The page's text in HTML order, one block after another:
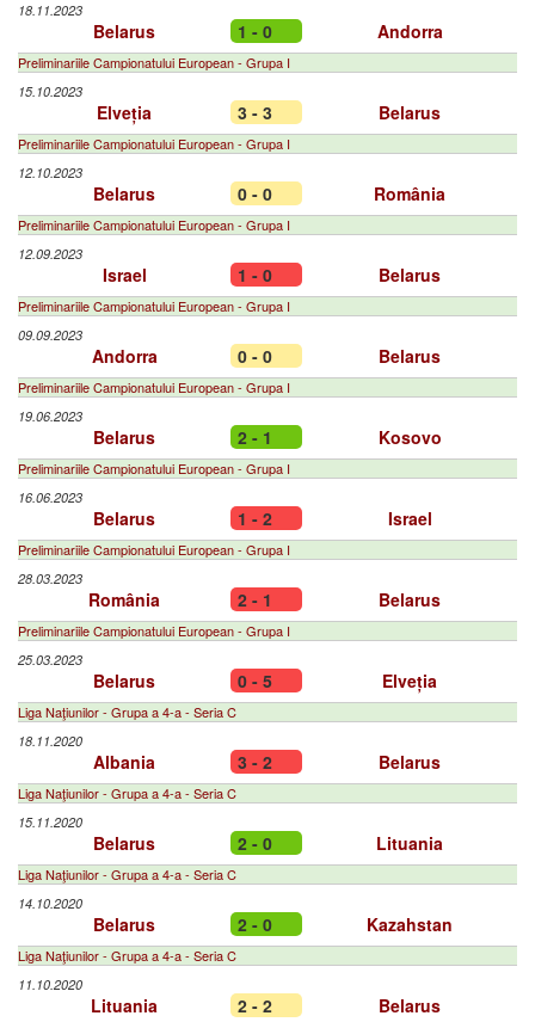
18.11.2023
Belarus 1 - 0 Andorra
Preliminariile Campionatului European - Grupa I
15.10.2023
Elveția 3 - 3 Belarus
Preliminariile Campionatului European - Grupa I
12.10.2023
Belarus 0 - 0 România
Preliminariile Campionatului European - Grupa I
12.09.2023
Israel 1 - 0 Belarus
Preliminariile Campionatului European - Grupa I
09.09.2023
Andorra 0 - 0 Belarus
Preliminariile Campionatului European - Grupa I
19.06.2023
Belarus 2 - 1 Kosovo
Preliminariile Campionatului European - Grupa I
16.06.2023
Belarus 1 - 2 Israel
Preliminariile Campionatului European - Grupa I
28.03.2023
România 2 - 1 Belarus
Preliminariile Campionatului European - Grupa I
25.03.2023
Belarus 0 - 5 Elveția
Liga Naţiunilor - Grupa a 4-a - Seria C
18.11.2020
Albania 3 - 2 Belarus
Liga Naţiunilor - Grupa a 4-a - Seria C
15.11.2020
Belarus 2 - 0 Lituania
Liga Naţiunilor - Grupa a 4-a - Seria C
14.10.2020
Belarus 2 - 0 Kazahstan
Liga Naţiunilor - Grupa a 4-a - Seria C
11.10.2020
Lituania 2 - 2 Belarus